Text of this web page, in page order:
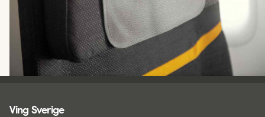
Ving Sverige